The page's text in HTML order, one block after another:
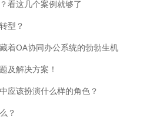
看这几个案例就够了
型？
着OA协同办公系统的勃勃生机
及解决方案！
应该扮演什么样的角色？
？